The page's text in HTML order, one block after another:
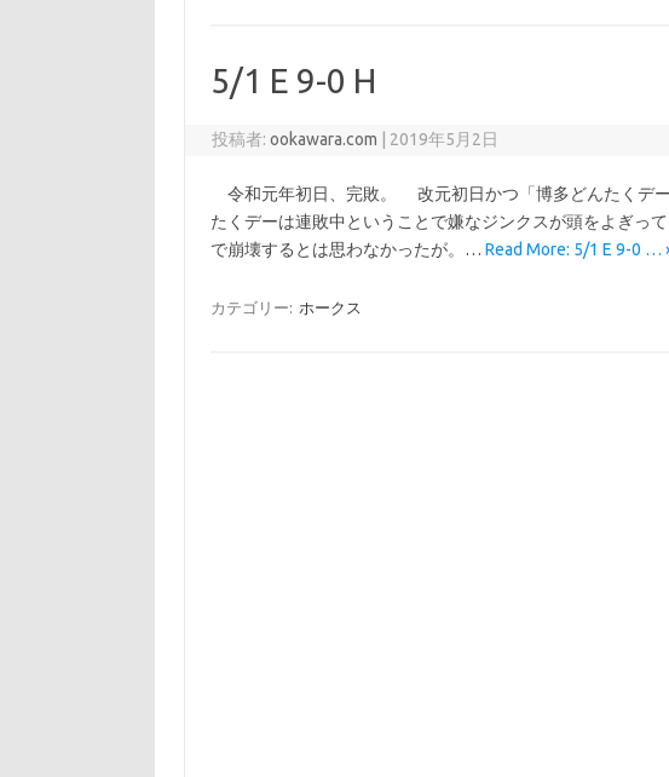
5/1 E 9-0 H
投稿者:ookawara.com 2019年5月2日
令和元年初日、完敗。 改元初日かつ「博多どんたくデ
たくデーは連敗中ということで嫌なジンクスが頭をよぎっ
で崩壊するとは思わなかったが。… Read More: 5/1 E 9-0 …
カテゴリー: ホークス